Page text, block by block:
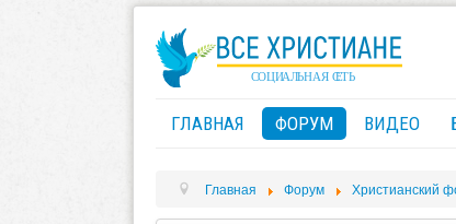
ГЛАВНАЯ ФОРУМ ВИДЕО
Главная Форум Христианский